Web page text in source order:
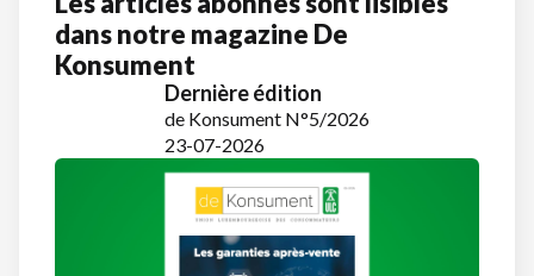
dans notre magazine De
Konsument
Dernière édition
de Konsument N°5/2026
23-07-2026